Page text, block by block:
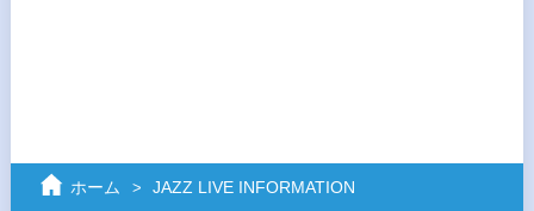
ホーム JAZZ LIVE INFORMATION